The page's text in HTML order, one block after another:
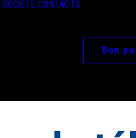
SOCIÉTÉ CONTACTS
Don